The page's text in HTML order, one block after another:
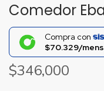
Comedor
Compra con
$70.329/
$346,000